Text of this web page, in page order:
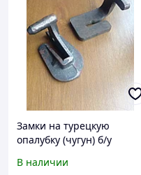
Замки на турецкую
опалубку (чугун) б/у
В наличии